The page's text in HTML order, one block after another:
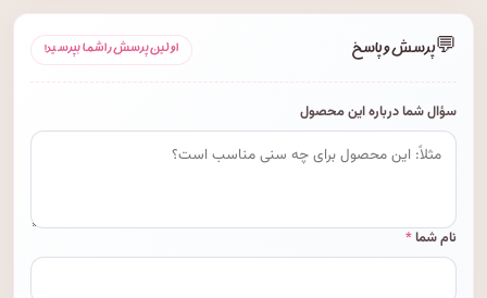
💬پرسش و پاسخ اولین پرسش را شما بپرسید!
سؤال شما درباره این محصول
نام شما*